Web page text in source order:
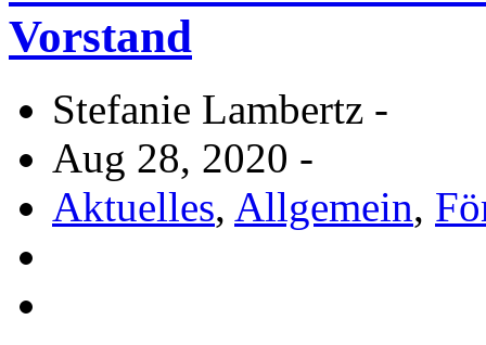
Vorstand
Stefanie Lambertz -
Aug 28, 2020 -
Aktuelles, Allgemein,